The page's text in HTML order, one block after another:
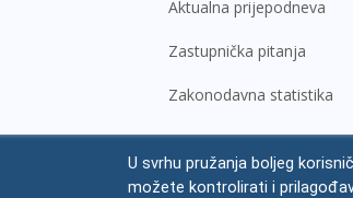
Aktualna prijepodneva
Zastupnička pitanja
Zakonodavna statistika
© Hrvatski sabor, 2026
U svrhu pružanja boljeg
možete kontrolirati i